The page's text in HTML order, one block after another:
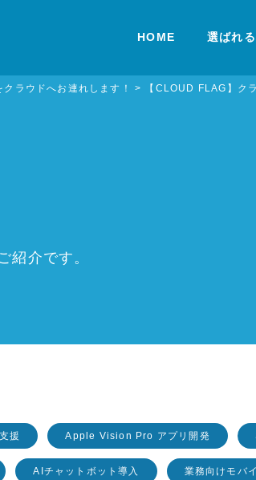
HOME 選ばれ
ラウドへお連れします！ > 【CLOUD FLAG】ク
紹介です。
援 Apple Vision Pro アプリ開発
AIチャットボット導入 業務向けモバ